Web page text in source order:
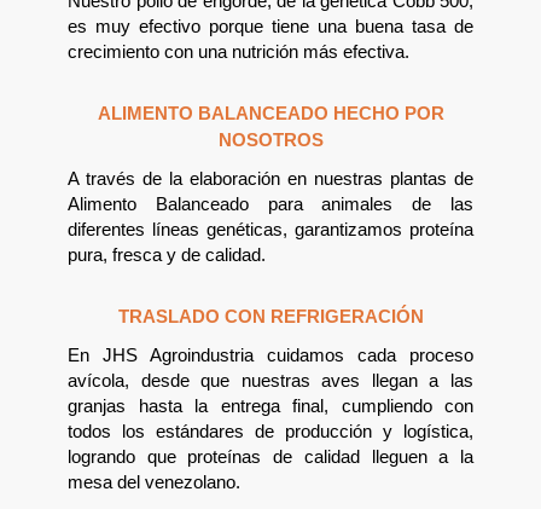
es muy efectivo porque tiene una buena tasa de
crecimiento con una nutrición más efectiva.
ALIMENTO BALANCEADO HECHO POR
NOSOTROS
A través de la elaboración en nuestras plantas de
Alimento Balanceado para animales de las
diferentes líneas genéticas, garantizamos proteína
pura, fresca y de calidad.
TRASLADO CON REFRIGERACIÓN
En JHS Agroindustria cuidamos cada proceso
avícola, desde que nuestras aves llegan a las
granjas hasta la entrega final, cumpliendo con
todos los estándares de producción y logística,
logrando que proteínas de calidad lleguen a la
mesa del venezolano.